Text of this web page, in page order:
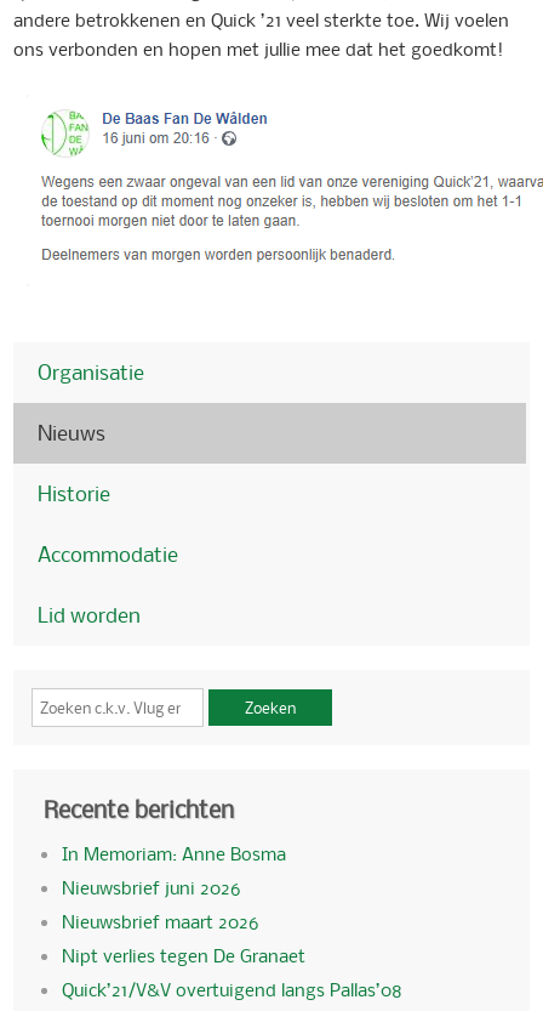
andere betrokkenen en Quick ’21 veel sterkte toe. Wij voelen
ons verbonden en hopen met jullie mee dat het goedkomt!
Organisatie
Nieuws
Historie
Accommodatie
Lid worden
Zoeken
Recente berichten
In Memoriam: Anne Bosma
Nieuwsbrief juni 2026
Nieuwsbrief maart 2026
Nipt verlies tegen De Granaet
Quick’21/V&V overtuigend langs Pallas’08